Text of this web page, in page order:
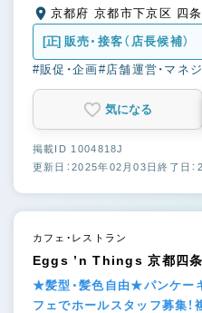
京都府
[正] 販売・接客（店長候補）
#販促・企画#店舗運営・マネ
気になる
掲載ID 1004818J
更新日：2025年02月03日終了日
カフェ・レストラン
Eggs ’n Things 京都四
★髪型・髪色自由★パンケー
フェでホールスタッフ募集